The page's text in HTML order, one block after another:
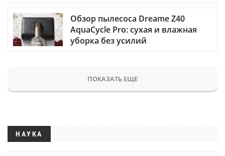
Обзор пылесоса Dreame Z40
AquaCycle Pro: сухая и влажная
уборка без усилий
ПОКАЗАТЬ ЕЩЕ
НАУКА